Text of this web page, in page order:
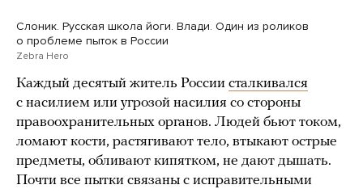
Слоник. Русская школа йоги. Влади. Один из роликов
о проблеме пыток в России
Zebra Hero
Каждый десятый житель России сталкивался
с насилием или угрозой насилия со стороны
правоохранительных органов. Людей бьют током,
ломают кости, растягивают тело, втыкают острые
предметы, обливают кипятком, не дают дышать.
Почти все пытки связаны с исправительными